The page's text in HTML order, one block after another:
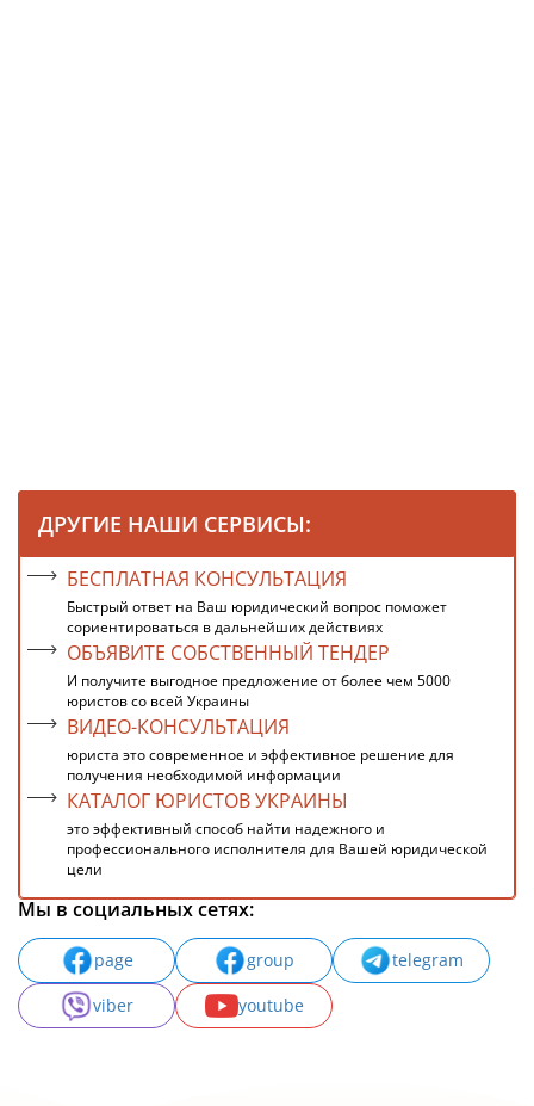
ДРУГИЕ НАШИ СЕРВИСЫ:
БЕСПЛАТНАЯ КОНСУЛЬТАЦИЯ
Быстрый ответ на Ваш юридический вопрос поможет
сориентироваться в дальнейших действиях
ОБЪЯВИТЕ СОБСТВЕННЫЙ ТЕНДЕР
И получите выгодное предложение от более чем 5000
юристов со всей Украины
ВИДЕО-КОНСУЛЬТАЦИЯ
юриста это современное и эффективное решение для
получения необходимой информации
КАТАЛОГ ЮРИСТОВ УКРАИНЫ
это эффективный способ найти надежного и
профессионального исполнителя для Вашей юридической
цели
Мы в социальных сетях:
page group
telegram
viber
youtube